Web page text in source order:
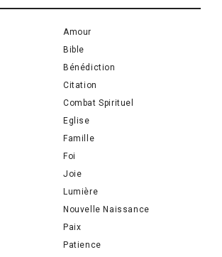
Amour
Bible
Bénédiction
Citation
Combat Spirituel
Eglise
Famille
Foi
Joie
Lumière
Nouvelle Naissance
Paix
Patience